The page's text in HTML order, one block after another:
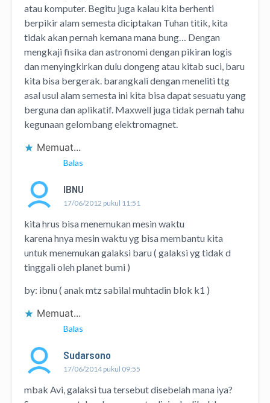
atau komputer. Begitu juga kalau kita berhenti
berpikir alam semesta diciptakan Tuhan titik, kita
tidak akan pernah kemana mana bung… Dengan
mengkaji fisika dan astronomi dengan pikiran logis
dan menyingkirkan dulu dongeng atau kitab suci, baru
kita bisa bergerak. barangkali dengan meneliti ttg
asal usul alam semesta ini kita bisa dapat sesuatu yang
berguna dan aplikatif. Maxwell juga tidak pernah tahu
kegunaan gelombang elektromagnet.
Memuat...
Balas
IBNU
17/06/2012 pukul 11:51
kita hrus bisa menemukan mesin waktu
karena hnya mesin waktu yg bisa membantu kita
untuk menemukan galaksi baru ( galaksi yg tidak d
tinggali oleh planet bumi )
by: ibnu ( anak mtz sabilal muhtadin blok k1 )
Memuat...
Balas
Sudarsono
17/06/2014 pukul 09:55
mbak Avi, galaksi tua tersebut disebelah mana iya?